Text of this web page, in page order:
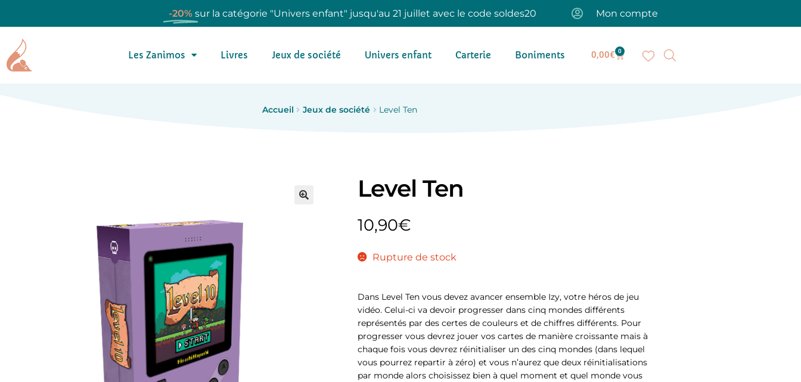
-20% sur la catégorie "Univers enfant" jusqu'au 21 juillet avec le code soldes20 Mon compte
Les Zanimos Livres Jeux de société Univers enfant Carterie Boniments 0,00€ 0
Accueil Jeux de société Level Ten
Level Ten
10,90€
Rupture de stock
Dans Level Ten vous devez avancer ensemble Izy, votre héros de jeu
vidéo. Celui-ci va devoir progresser dans cinq mondes différents
représentés par des certes de couleurs et de chiffres différents. Pour
progresser vous devrez jouer vos cartes de manière croissante mais à
chaque fois vous devrez réinitialiser un des cinq mondes (dans lequel
vous pourrez repartir à zéro) et vous n’aurez que deux réinitialisations
par monde alors choisissez bien à quel moment et quel monde vous